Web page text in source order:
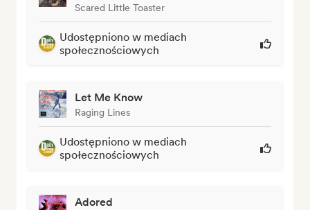
Scared Little Toaster
Udostępniono w mediach
społecznościowych
Let Me Know
Raging Lines
Udostępniono w mediach
społecznościowych
Adored